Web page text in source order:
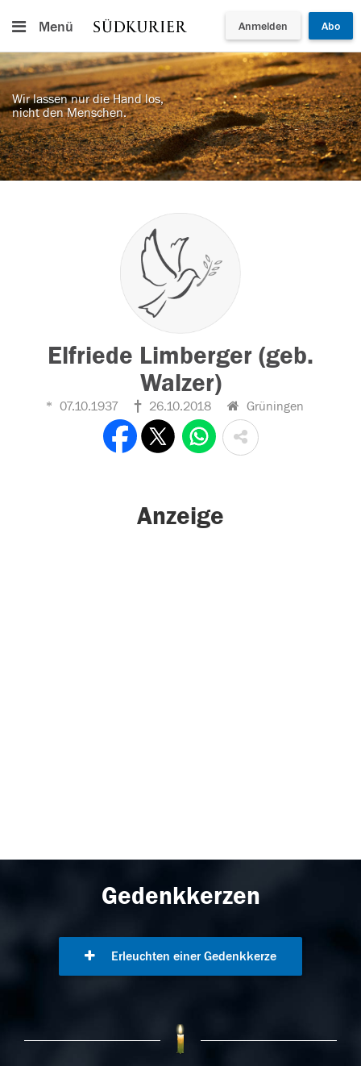
Menü Anmelden Abo
Wir lassen nur die Hand los,
nicht den Menschen.
Elfriede Limberger (geb.
Walzer)
07.10.1937 26.10.2018 Grüningen
Anzeige
Gedenkkerzen
Erleuchten einer Gedenkkerze